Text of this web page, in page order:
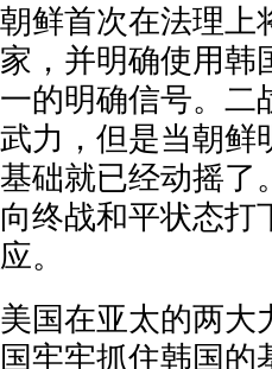
朝鲜首次在法理上
家，并明确使用韩
一的明确信号。二
武力，但是当朝鲜
基础就已经动摇了
向终战和平状态打
应。
美国在亚太的两大
国牢牢抓住韩国